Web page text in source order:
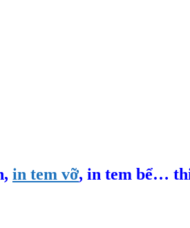
in tem vỡ, in tem bể…